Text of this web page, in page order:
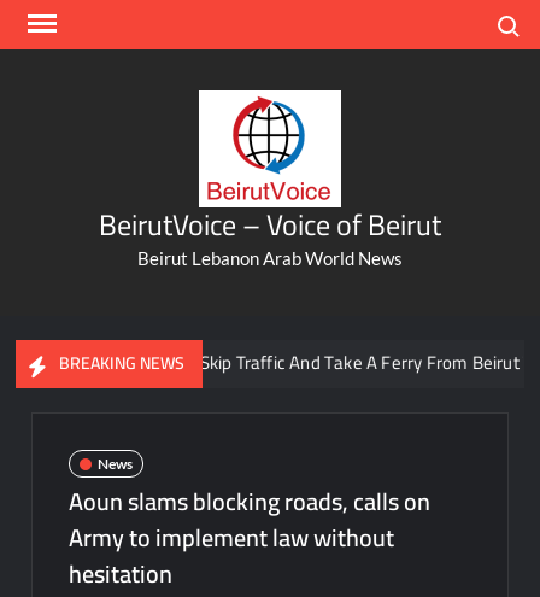
Skip
BeirutVoice – Voice of Beirut
Beirut Lebanon Arab World News
BREAKING NEWS
You Can Now Skip Traffic And Take A Ferry From Beirut To
News
Aoun slams blocking roads, calls on
Army to implement law without
hesitation